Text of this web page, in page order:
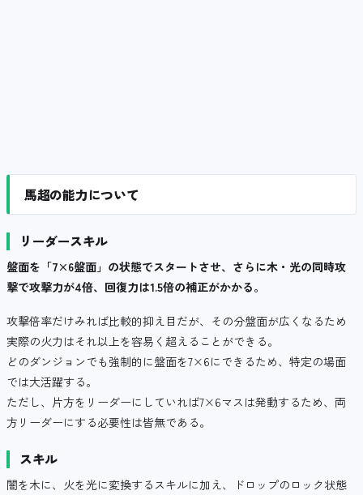
馬超の能力について
リーダースキル
盤面を「7×6盤面」の状態でスタートさせ、さらに木・光の同時攻
撃で攻撃力が4倍、回復力は1.5倍の補正がかかる。
攻撃倍率だけみれば比較的抑え目だが、その分盤面が広くなるため
実際の火力はそれ以上を容易く超えることができる。
どのダンジョンでも強制的に盤面を7×6にできるため、特定の場面
では大活躍する。
ただし、片方をリーダーにしていれば7×6マスは発動するため、両
方リーダーにする必要性は皆無である。
スキル
闇を木に、火を光に変換するスキルに加え、ドロップのロック状態